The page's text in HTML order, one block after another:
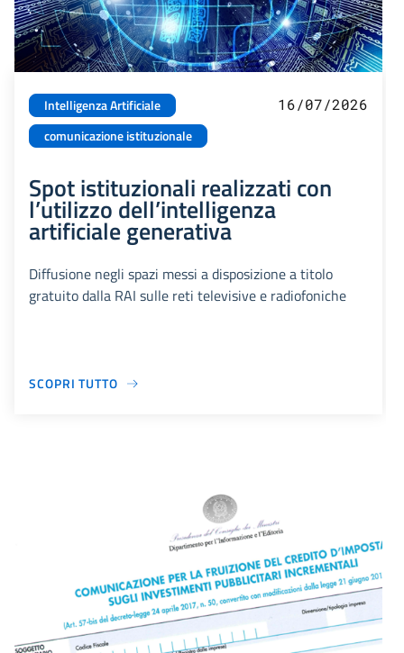
Intelligenza Artificiale
comunicazione istituzionale
16/07/2026
Spot istituzionali realizzati con
l’utilizzo dell’intelligenza
artificiale generativa
Diffusione negli spazi messi a disposizione a titolo
gratuito dalla RAI sulle reti televisive e radiofoniche
SCOPRI TUTTO